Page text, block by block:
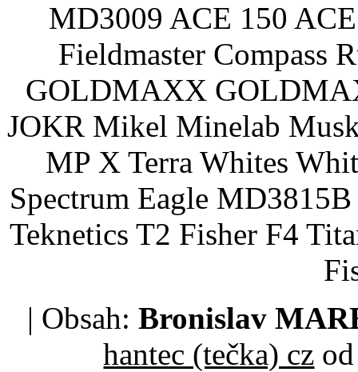
MD3009 ACE 150
Fieldmaster Compass
GOLDMAXX
JOKR Mikel Minelab
MP X Terra Whites
Spectrum Eagle
Teknetics T2 Fisher F4
| Obsah: Bronislav
hantec (tečka) cz